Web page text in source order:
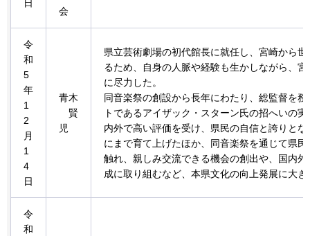
日
会
令
和
5
年
1
2
月
1
4
日
青木
賢
児
県立芸術劇場の初代館長に就任し、宮崎から
るため、自身の人脈や経験も生かしながら、
に尽力した。
同音楽祭の創設から長年にわたり、総監督を
トであるアイザック・スターン氏の招へいの
内外で高い評価を受け、県民の自信と誇りと
にまで育て上げたほか、同音楽祭を通じて県
触れ、親しみ交流できる機会の創出や、国内
成に取り組むなど、本県文化の向上発展に大
令
和